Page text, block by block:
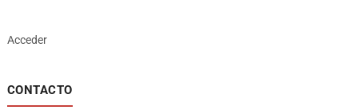
Acceder
CONTACTO